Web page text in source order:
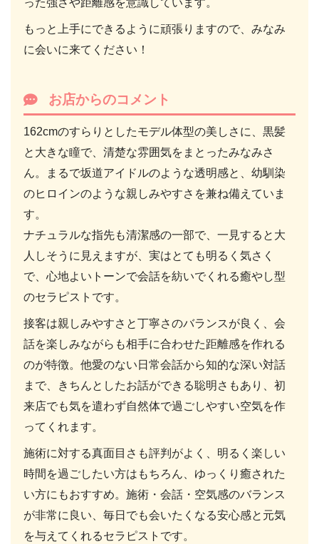
もっと上手にできるように頑張りますので、みなみ
に会いに来てください！
お店からのコメント
162cmのすらりとしたモデル体型の美しさに、黒髪
と大きな瞳で、清楚な雰囲気をまとったみなみさ
ん。まるで坂道アイドルのような透明感と、幼馴染
のヒロインのような親しみやすさを兼ね備えていま
す。
ナチュラルな指先も清潔感の一部で、一見すると大
人しそうに見えますが、実はとても明るく気さく
で、心地よいトーンで会話を紡いでくれる癒やし型
のセラピストです。
接客は親しみやすさと丁寧さのバランスが良く、会
話を楽しみながらも相手に合わせた距離感を作れる
のが特徴。他愛のない日常会話から知的な深い対話
まで、きちんとしたお話ができる聡明さもあり、初
来店でも気を遣わず自然体で過ごしやすい空気を作
ってくれます。
施術に対する真面目さも評判がよく、明るく楽しい
時間を過ごしたい方はもちろん、ゆっくり癒された
い方にもおすすめ。施術・会話・空気感のバランス
が非常に良い、毎日でも会いたくなる安心感と元気
を与えてくれるセラピストです。